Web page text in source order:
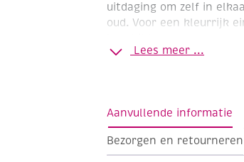
uitdaging om zelf in
oud. Voor een kleurrijk
Lees meer ...
Aanvullende informatie
Bezorgen en retourneren